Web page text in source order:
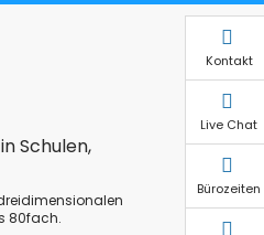
Schulen,
80fach.
Kontakt
Live Chat
Bürozeiten